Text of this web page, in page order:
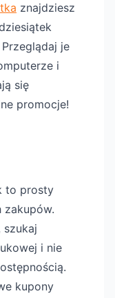
znajdziesz
je
i
się
promocje!
to prosty
zakupów.
szukaj
i nie
kupony